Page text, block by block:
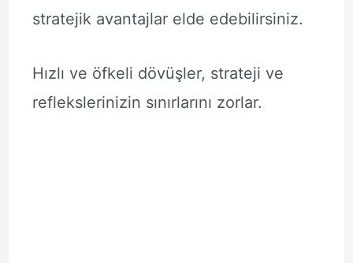
stratejik avantajlar elde edebilirsiniz.
Hızlı ve öfkeli dövüşler, strateji ve
reflekslerinizin sınırlarını zorlar.